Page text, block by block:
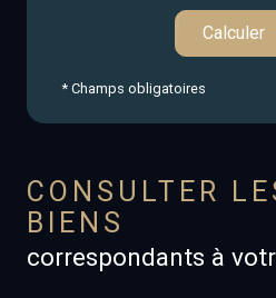
Calculer
* Champs obligatoires
CONSULTER
BIENS
correspondants à